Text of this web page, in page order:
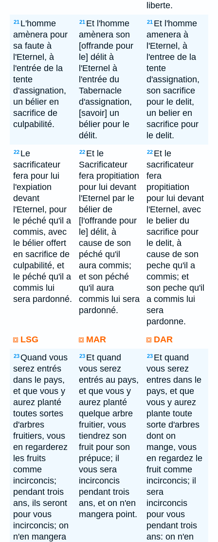
liberte.
21 L'homme
amènera pour
sa faute à
l'Eternel, à
l'entrée de la
tente
d'assignation,
un bélier en
sacrifice de
culpabilité.
21 Et l'homme
amènera son
[offrande pour
le] délit à
l'Eternel à
l'entrée du
Tabernacle
d'assignation,
[savoir] un
bélier pour le
délit.
21 Et l'homme
amenera à
l'Eternel, à
l'entree de la
tente
d'assignation,
son sacrifice
pour le delit,
un belier en
sacrifice pour
le delit.
22 Le
sacrificateur
fera pour lui
l'expiation
devant
l'Eternel, pour
le péché qu'il a
commis, avec
le bélier offert
en sacrifice de
culpabilité, et
le péché qu'il a
commis lui
sera pardonné.
22 Et le
Sacrificateur
fera propitiation
pour lui devant
l'Eternel par le
bélier de
[l'offrande pour
le] délit, à
cause de son
péché qu'il
aura commis;
et son péché
qu'il aura
commis lui sera
pardonné.
22 Et le
sacrificateur
fera
propitiation
pour lui devant
l'Eternel, avec
le belier du
sacrifice pour
le delit, à
cause de son
peche qu'il a
commis; et
son peche qu'il
a commis lui
sera
pardonne.
LSG
MAR DAR
23Quand vous
serez entrés
dans le pays,
et que vous y
aurez planté
toutes sortes
d'arbres
fruitiers, vous
en regarderez
les fruits
comme
incirconcis;
pendant trois
ans, ils seront
pour vous
incirconcis; on
n'en mangera
23 Et quand
vous serez
entrés au pays,
et que vous y
aurez planté
quelque arbre
fruitier, vous
tiendrez son
fruit pour son
prépuce; il
vous sera
incirconcis
pendant trois
ans, et on n'en
mangera point.
23 Et quand
vous serez
entres dans le
pays, et que
vous y aurez
plante toute
sorte d'arbres
dont on
mange, vous
en regardez le
fruit comme
incirconcis; il
sera
incirconcis
pour vous
pendant trois
ans: on n'en